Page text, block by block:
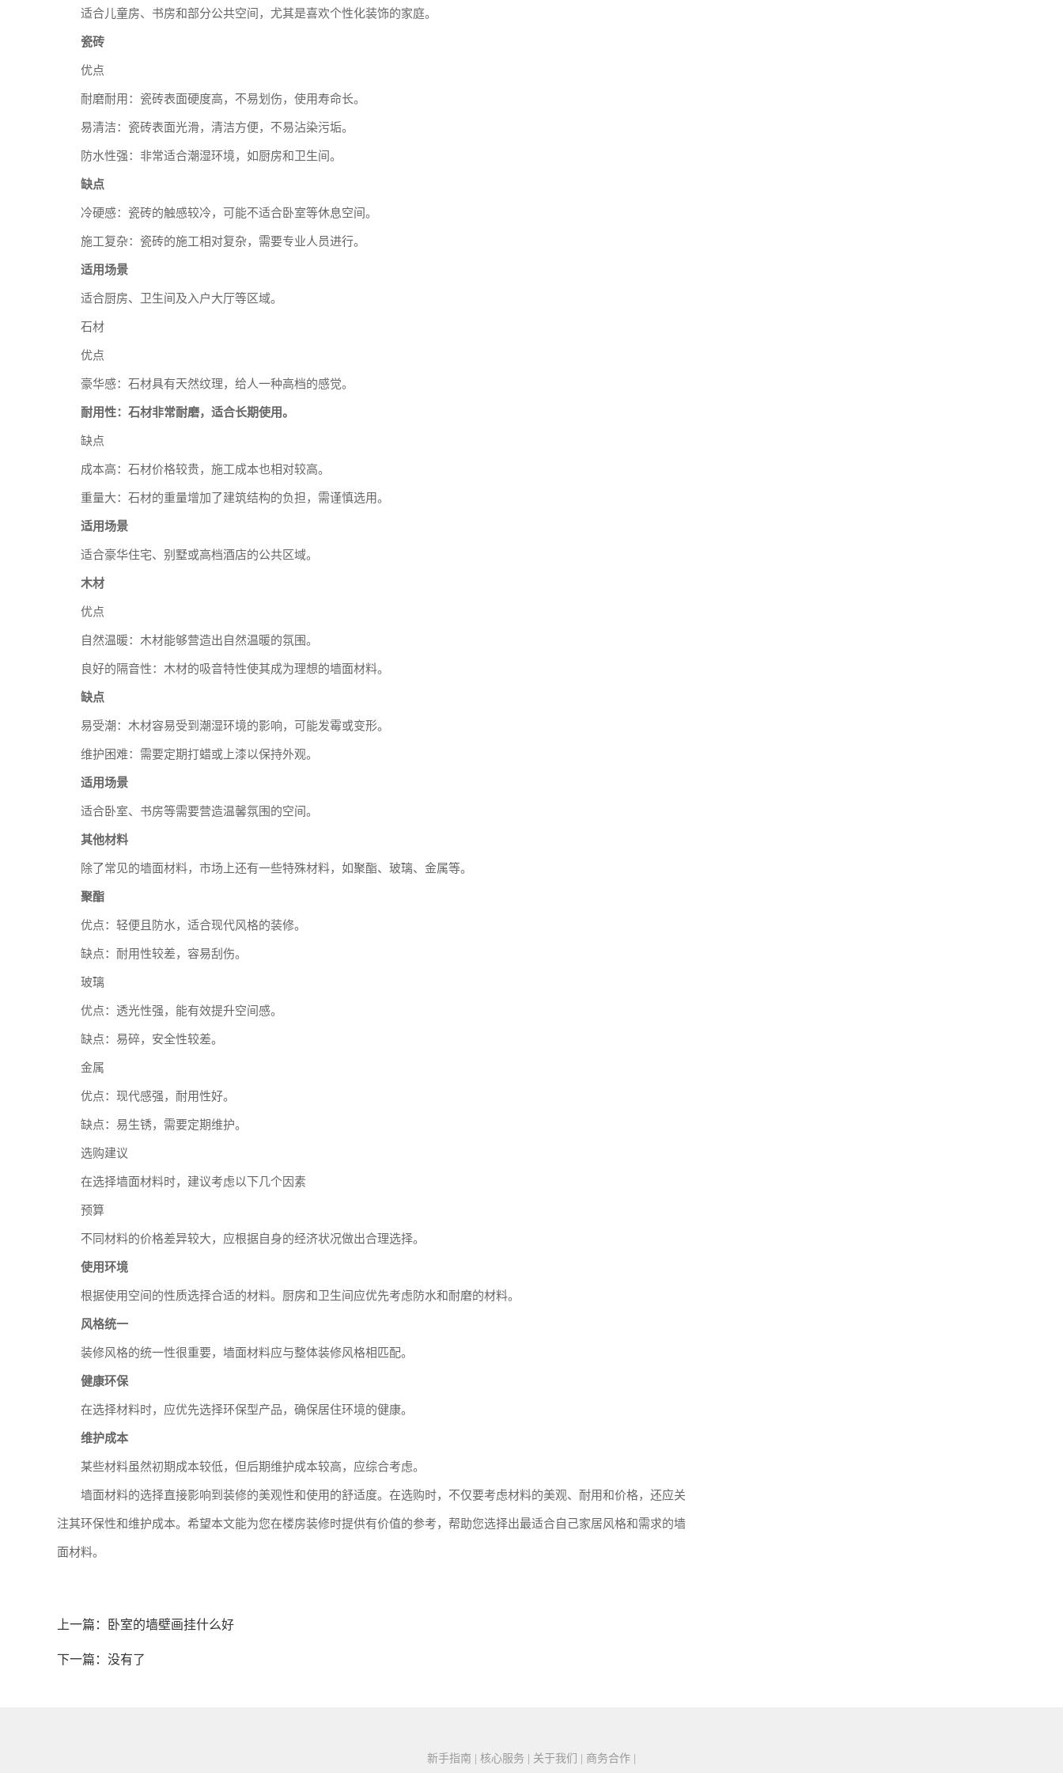
适合儿童房、书房和部分公共空间，尤其是喜欢个性化装饰的家庭。
瓷砖
优点
耐磨耐用：瓷砖表面硬度高，不易划伤，使用寿命长。
易清洁：瓷砖表面光滑，清洁方便，不易沾染污垢。
防水性强：非常适合潮湿环境，如厨房和卫生间。
缺点
冷硬感：瓷砖的触感较冷，可能不适合卧室等休息空间。
施工复杂：瓷砖的施工相对复杂，需要专业人员进行。
适用场景
适合厨房、卫生间及入户大厅等区域。
石材
优点
豪华感：石材具有天然纹理，给人一种高档的感觉。
耐用性：石材非常耐磨，适合长期使用。
缺点
成本高：石材价格较贵，施工成本也相对较高。
重量大：石材的重量增加了建筑结构的负担，需谨慎选用。
适用场景
适合豪华住宅、别墅或高档酒店的公共区域。
木材
优点
自然温暖：木材能够营造出自然温暖的氛围。
良好的隔音性：木材的吸音特性使其成为理想的墙面材料。
缺点
易受潮：木材容易受到潮湿环境的影响，可能发霉或变形。
维护困难：需要定期打蜡或上漆以保持外观。
适用场景
适合卧室、书房等需要营造温馨氛围的空间。
其他材料
除了常见的墙面材料，市场上还有一些特殊材料，如聚酯、玻璃、金属等。
聚酯
优点：轻便且防水，适合现代风格的装修。
缺点：耐用性较差，容易刮伤。
玻璃
优点：透光性强，能有效提升空间感。
缺点：易碎，安全性较差。
金属
优点：现代感强，耐用性好。
缺点：易生锈，需要定期维护。
选购建议
在选择墙面材料时，建议考虑以下几个因素
预算
不同材料的价格差异较大，应根据自身的经济状况做出合理选择。
使用环境
根据使用空间的性质选择合适的材料。厨房和卫生间应优先考虑防水和耐磨的材料。
风格统一
装修风格的统一性很重要，墙面材料应与整体装修风格相匹配。
健康环保
在选择材料时，应优先选择环保型产品，确保居住环境的健康。
维护成本
某些材料虽然初期成本较低，但后期维护成本较高，应综合考虑。
墙面材料的选择直接影响到装修的美观性和使用的舒适度。在选购时，不仅要考虑材料的美观、耐用和价格，还应关
注其环保性和维护成本。希望本文能为您在楼房装修时提供有价值的参考，帮助您选择出最适合自己家居风格和需求的墙
面材料。
上一篇： 卧室的墙壁画挂什么好
下一篇：没有了
新手指南 | 核心服务 | 关于我们 | 商务合作 |